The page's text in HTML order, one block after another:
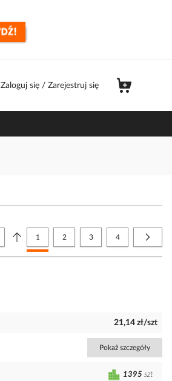
Zaloguj się / Zarejestruj się
Strona
Aktualnie czytasz stronę
1 Strona
2 Strona
3 Strona
4
21,14 zł/szt
Pokaż szczegóły
1395 szt